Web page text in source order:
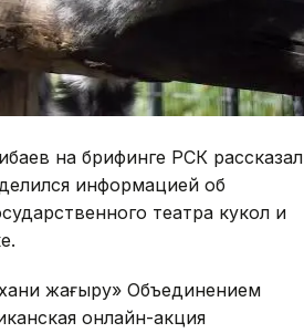
на брифинге РСК рассказал
информацией об
театра кукол и
жаңғыру» Объединением
онлайн-акция